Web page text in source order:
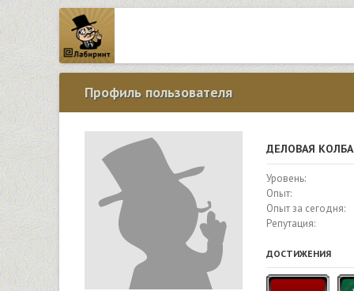
Профиль пользователя
ДЕЛОВАЯ
Уровень:
Опыт:
Опыт за сегодня:
Репутация:
ДОСТИЖЕНИЯ